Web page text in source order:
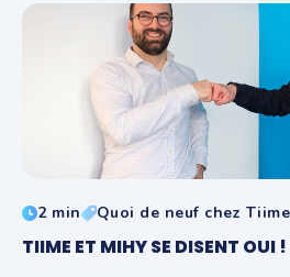
2 min Quoi de neuf chez
TIIME ET MIHY SE DISENT OUI !